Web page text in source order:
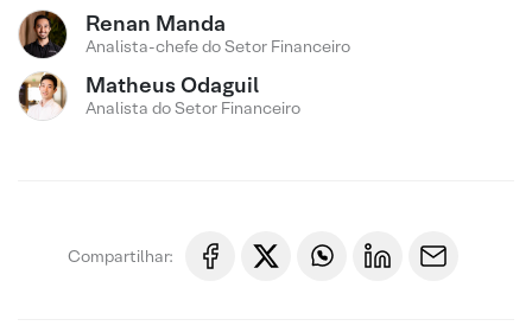
Renan Manda
Analista-chefe do Setor Financeiro
Matheus Odaguil
Analista do Setor Financeiro
Compartilhar: